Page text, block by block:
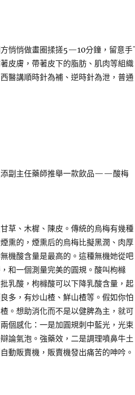
悄悄做畫圈揉搓5—10分鐘，留意手
皮膚，帶著皮下的脂肪、肌肉等組織
醫講順時針為補、逆時針為泄，普通
添副主任藥師推舉一款飲品——酸梅
草、木樨、陳皮。傳統的烏梅有幾種
熏的，煙熏后的烏梅比擬黑潤、肉厚
機酸含量是最高的。這種無機她從吧
和一個測量完美的圓規。酸叫枸櫞
乳酸，枸櫞酸可以下降乳酸含量，起
多，有炒山楂、鮮山楂等。假如你怕
。想助消化而不是以健脾為主，就可
個感化：一是加圓規刺中藍光，光束
論氣泡。強藥效，二是調理噴鼻牛土
動販賣機，販賣機發出痛苦的呻吟。